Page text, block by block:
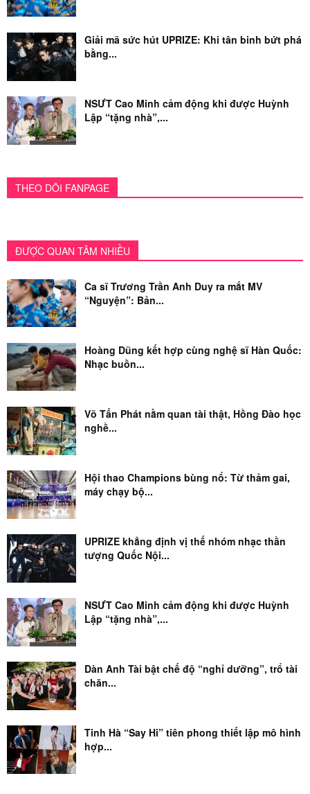
Giải mã sức hút UPRIZE: Khi tân binh bứt phá
bằng...
NSƯT Cao Minh cảm động khi được Huỳnh
Lập “tặng nhà”,...
THEO DÕI FANPAGE
ĐƯỢC QUAN TÂM NHIỀU
Ca sĩ Trương Trần Anh Duy ra mắt MV
“Nguyện”: Bản...
Hoàng Dũng kết hợp cùng nghệ sĩ Hàn Quốc:
Nhạc buồn...
Võ Tấn Phát nằm quan tài thật, Hồng Đào học
nghề...
Hội thao Champions bùng nổ: Từ thảm gai,
máy chạy bộ...
UPRIZE khẳng định vị thế nhóm nhạc thần
tượng Quốc Nội...
NSƯT Cao Minh cảm động khi được Huỳnh
Lập “tặng nhà”,...
Dàn Anh Tài bật chế độ “nghỉ dưỡng”, trổ tài
chăn...
Tinh Hà “Say Hi” tiên phong thiết lập mô hình
hợp...